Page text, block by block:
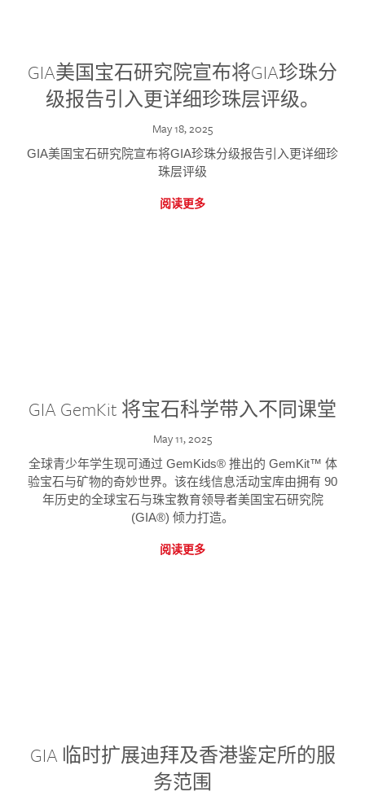
GIA美国宝石研究院宣布将GIA珍珠分
级报告引入更详细珍珠层评级。
May 18, 2025
GIA美国宝石研究院宣布将GIA珍珠分级报告引入更详细珍
珠层评级
阅读更多
GIA GemKit 将宝石科学带入不同课堂
May 11, 2025
全球青少年学生现可通过 GemKids® 推出的 GemKit™ 体
验宝石与矿物的奇妙世界。该在线信息活动宝库由拥有 90
年历史的全球宝石与珠宝教育领导者美国宝石研究院
(GIA®) 倾力打造。
阅读更多
GIA 临时扩展迪拜及香港鉴定所的服
务范围